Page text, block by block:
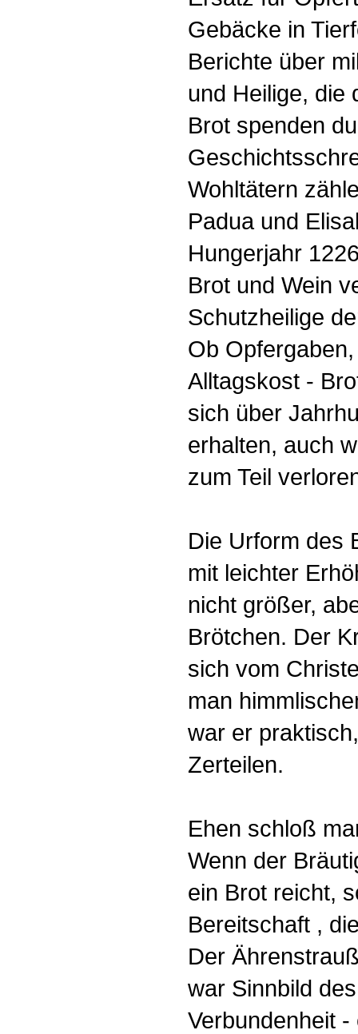
Gebäcke in
Berichte über
und Heilige, die
Brot spenden
Wohltätern
Padua und
Hungerjahr
Brot und Wein
Schutzheilige
Ob
Alltagskost -
sich über
erhalten, auch
zum Teil
Die Urform des
mit leichter
nicht größer,
Brötchen. Der
sich vom
man
war er
Zerteilen.
Ehen schloß
Wenn der
ein Brot reicht,
Bereitschaft ,
Der
war Sinnbild
Verbundenheit